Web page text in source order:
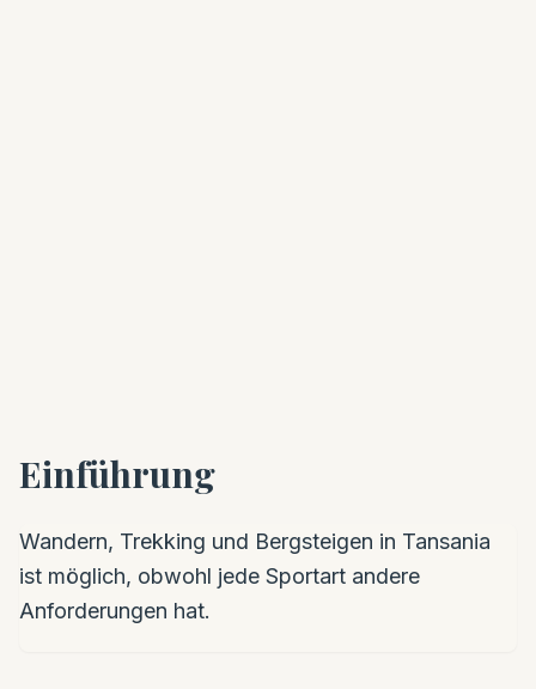
Einführung
Wandern, Trekking und Bergsteigen in Tansania
ist möglich, obwohl jede Sportart andere
Anforderungen hat.